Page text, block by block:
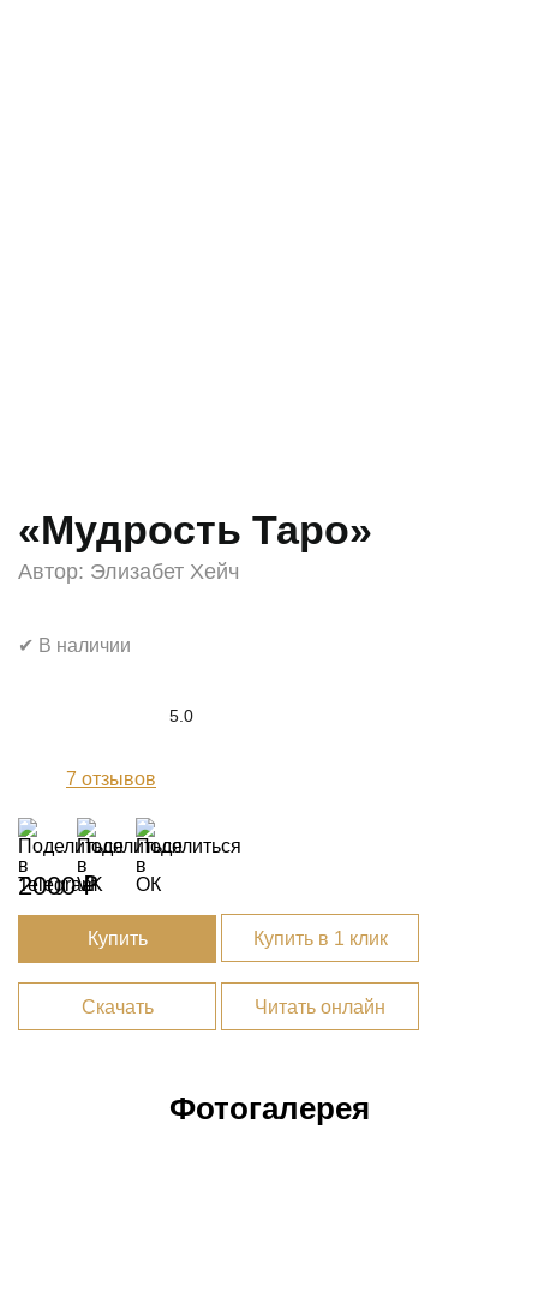
«Мудрость Таро»
Автор: Элизабет Хейч
✔ В наличии
5.0
7 отзывов
2000 ₽
Купить Купить в 1 клик
Скачать Читать онлайн
Фотогалерея